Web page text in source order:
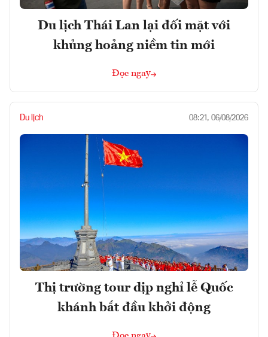
Du lịch Thái Lan lại đối mặt với
khủng hoảng niềm tin mới
Đọc ngay
Du lịch 08:21, 06/08/2026
Thị trường tour dịp nghỉ lễ Quốc
khánh bắt đầu khởi động